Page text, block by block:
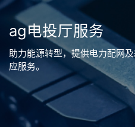
ag电投厅服务
助力能源转型，提供电力配网
应服务。